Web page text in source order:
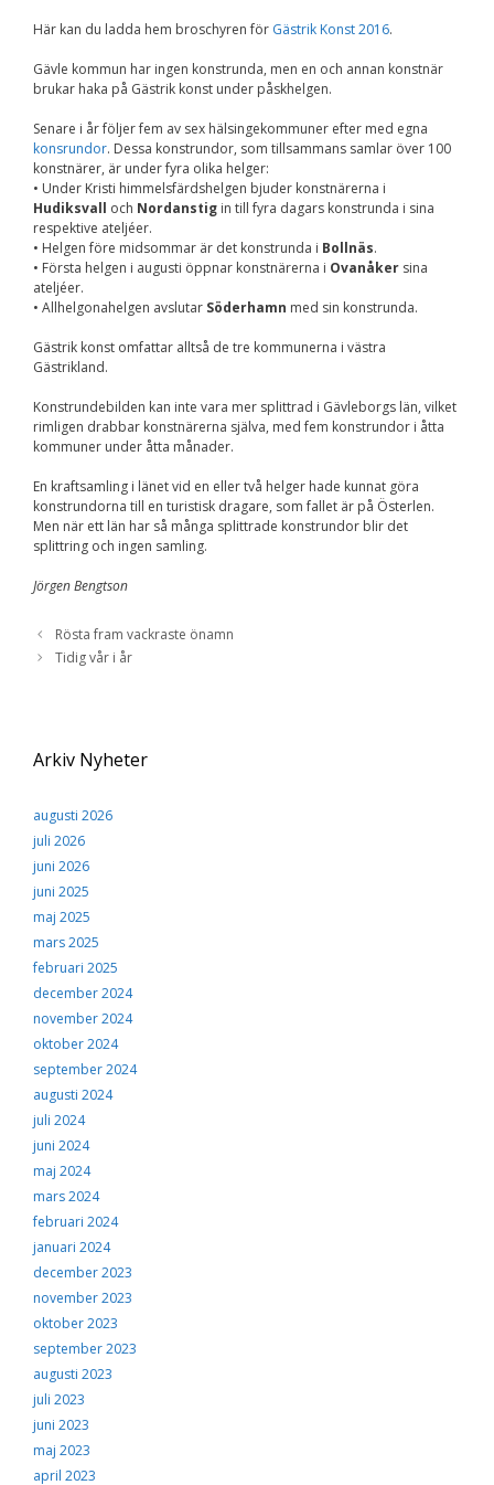
Här kan du ladda hem broschyren för Gästrik Konst 2016.
Gävle kommun har ingen konstrunda, men en och annan konstnär
brukar haka på Gästrik konst under påskhelgen.
Senare i år följer fem av sex hälsingekommuner efter med egna
konsrundor. Dessa konstrundor, som tillsammans samlar över 100
konstnärer, är under fyra olika helger:
• Under Kristi himmelsfärdshelgen bjuder konstnärerna i
Hudiksvall och Nordanstig in till fyra dagars konstrunda i sina
respektive ateljéer.
• Helgen före midsommar är det konstrunda i Bollnäs.
• Första helgen i augusti öppnar konstnärerna i Ovanåker sina
ateljéer.
• Allhelgonahelgen avslutar Söderhamn med sin konstrunda.
Gästrik konst omfattar alltså de tre kommunerna i västra
Gästrikland.
Konstrundebilden kan inte vara mer splittrad i Gävleborgs län, vilket
rimligen drabbar konstnärerna själva, med fem konstrundor i åtta
kommuner under åtta månader.
En kraftsamling i länet vid en eller två helger hade kunnat göra
konstrundorna till en turistisk dragare, som fallet är på Österlen.
Men när ett län har så många splittrade konstrundor blir det
splittring och ingen samling.
Jörgen Bengtson
Rösta fram vackraste önamn
Tidig vår i år
Arkiv Nyheter
augusti 2026
juli 2026
juni 2026
juni 2025
maj 2025
mars 2025
februari 2025
december 2024
november 2024
oktober 2024
september 2024
augusti 2024
juli 2024
juni 2024
maj 2024
mars 2024
februari 2024
januari 2024
december 2023
november 2023
oktober 2023
september 2023
augusti 2023
juli 2023
juni 2023
maj 2023
april 2023
För att vår
prestera så bra
som möjligt
under ditt
nekar de här
kakorna
funktionalitet
att försvinna
hemsidan.
Genom att dela med
chansen att få se
personligt anpassat